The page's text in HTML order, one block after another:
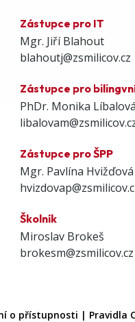
Zástupce pro IT
Mgr. Jiří Blahout
blahoutj@zsmilicov.cz
Zástupce pro
PhDr. Monika Líbalová
Zástupce pro ŠPP
Mgr. Pavlína Hvižďová
Školník
Miroslav Brokeš
brokesm@zsmilicov.cz
o přístupnosti | Pravidla